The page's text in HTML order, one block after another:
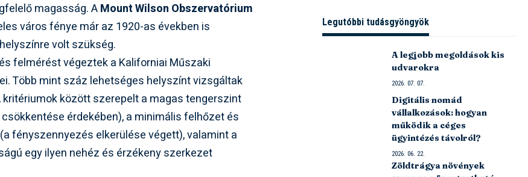
magasság. AMount Wilson Obszervatórium
város fénye már az 1920-as években is
volt szükség.
felmérést végeztek a Kaliforniai Műszaki
Több mint száz lehetséges helyszínt vizsgáltak
között szerepelt a magas tengerszint
érdekében), a minimális felhőzet és
fényszennyezés elkerülése végett), valamint a
egy ilyen nehéz és érzékeny szerkezet
Legutóbbi tudásgyöngyök
A legjobb megoldások kis
udvarokra
2026. 07. 07.
Digitális nomád
vállalkozások: hogyan
működik a céges
ügyintézés távolról?
2026. 06. 22.
Zöldtrágya növények